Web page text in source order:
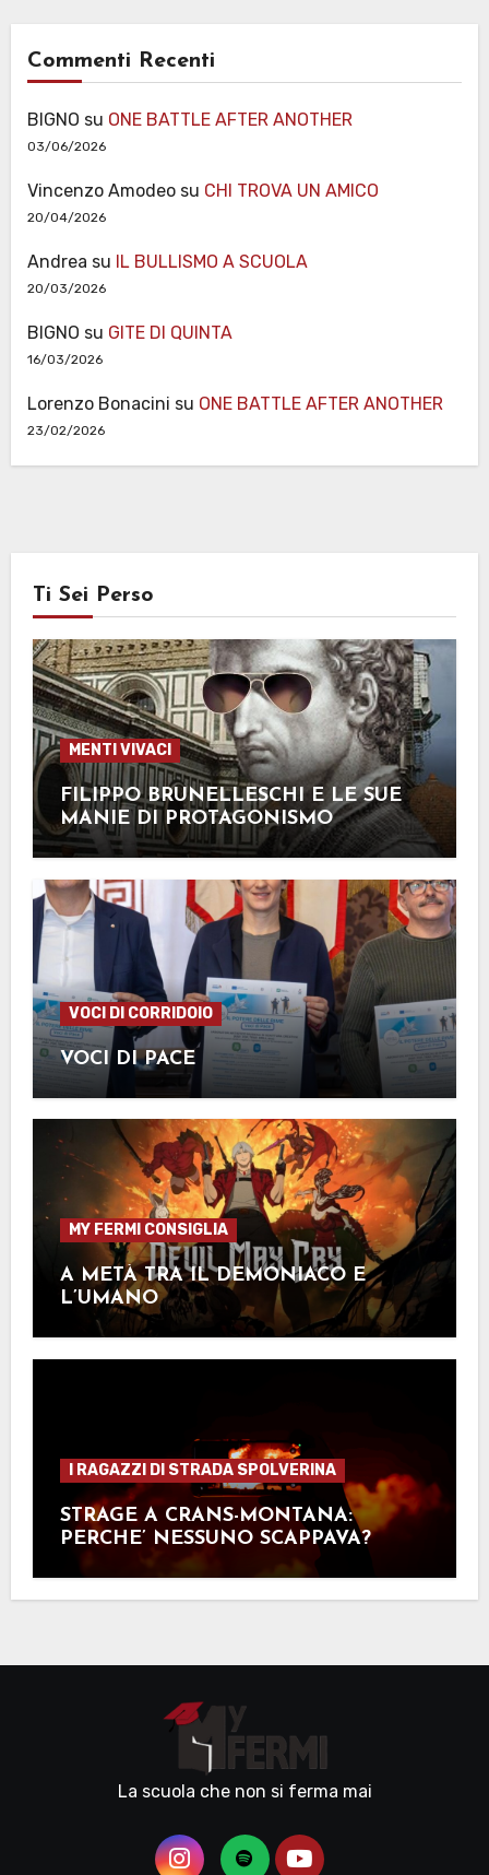
Commenti Recenti
BIGNO su ONE BATTLE AFTER ANOTHER
03/06/2026
Vincenzo Amodeosu CHI TROVA UN AMICO
20/04/2026
Andrea su IL BULLISMO A SCUOLA
20/03/2026
BIGNO su GITE DI QUINTA
16/03/2026
Lorenzo Bonacini su ONE BATTLE AFTER ANOTHER
23/02/2026
Ti Sei Perso
MENTI VIVACI
FILIPPO BRUNELLESCHI E LE SUE
MANIE DI PROTAGONISMO
VOCI DI CORRIDOIO
VOCI DI PACE
MY FERMI CONSIGLIA
A METÀ TRA IL DEMONIACO E
L’UMANO
I RAGAZZI DI STRADA SPOLVERINA
STRAGE A CRANS-MONTANA:
PERCHE’ NESSUNO SCAPPAVA?
La scuola che non si ferma mai